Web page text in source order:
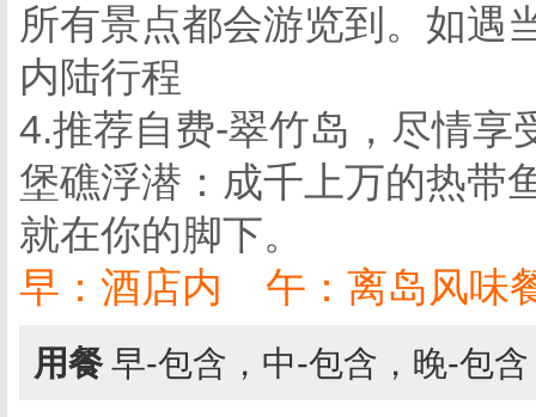
所有景点都会游览到。如遇
内陆行程
4.推荐自费-翠竹岛，尽情享
堡礁浮潜：成千上万的热带
就在你的脚下。
早：酒店内 午：离岛风味
用餐 早-包含，中-包含，晚-包